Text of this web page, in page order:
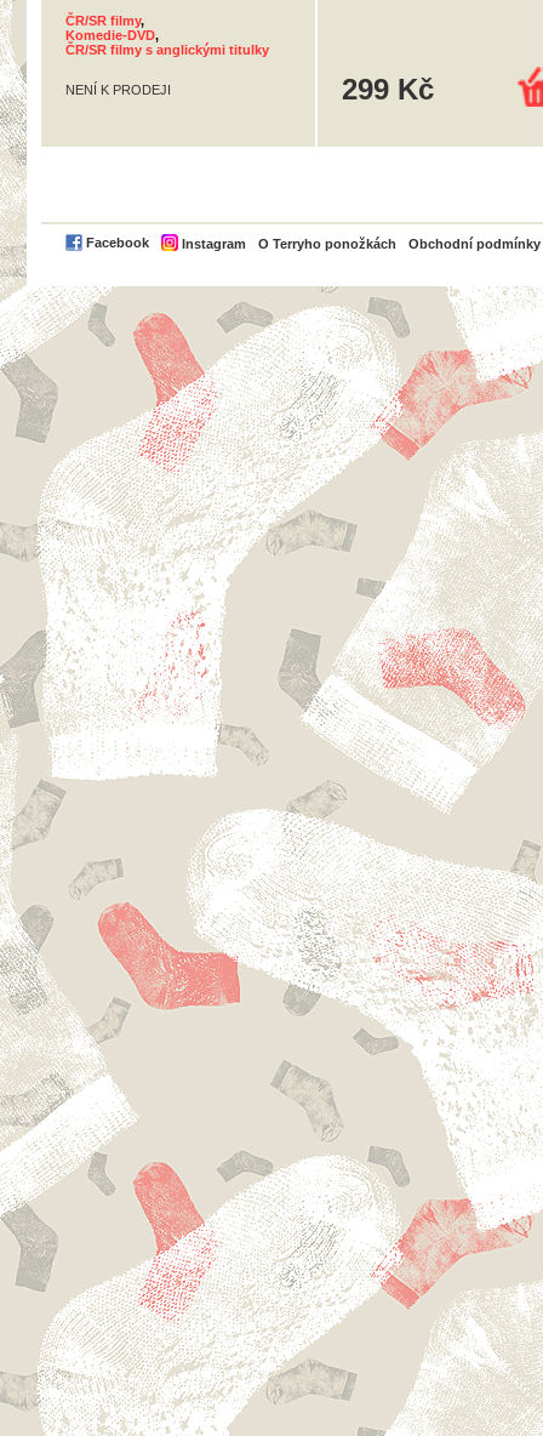
ČR/SR filmy,
Komedie-DVD,
ČR/SR filmy s anglickými titulky
NENÍ K PRODEJI 299 Kč
Facebook Instagram O Terryho ponožkách Obchodní podmínky
PayPal